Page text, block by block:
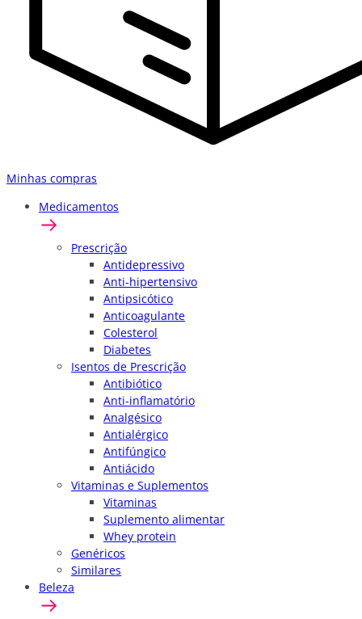
Minhas compras
Medicamentos
Prescrição
Antidepressivo
Anti-hipertensivo
Antipsicótico
Anticoagulante
Colesterol
Diabetes
Isentos de Prescrição
Antibiótico
Anti-inflamatório
Analgésico
Antialérgico
Antifúngico
Antiácido
Vitaminas e Suplementos
Vitaminas
Suplemento alimentar
Whey protein
Genéricos
Similares
Beleza